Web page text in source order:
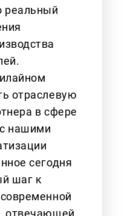
реальный
отраслевую
в сфере
нашими
сегодня
шаг к
отвечающей